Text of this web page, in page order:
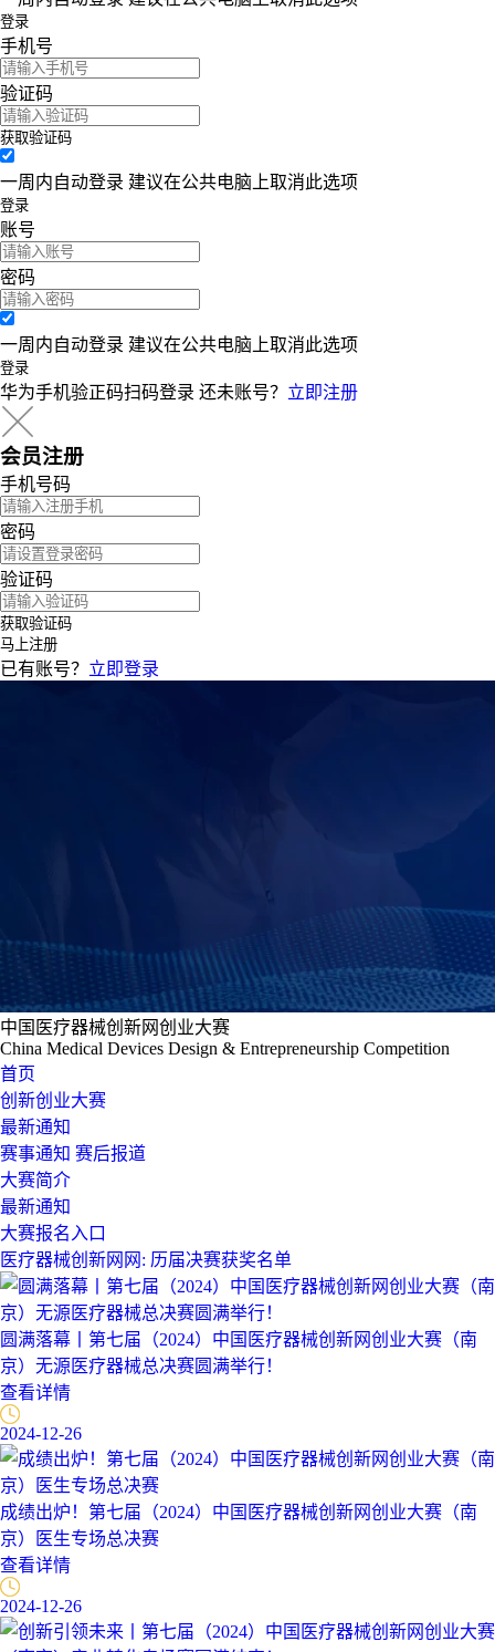
登录
手机号
验证码
获取验证码
一周内自动登录 建议在公共电脑上取消此选项
登录
账号
密码
一周内自动登录 建议在公共电脑上取消此选项
登录
华为手机验正码扫码登录 还未账号？ 立即注册
会员注册
手机号码
密码
验证码
获取验证码
马上注册
已有账号？ 立即登录
中国医疗器械创新网创业大赛
China Medical Devices Design & Entrepreneurship Competition
首页
创新创业大赛
最新通知
赛事通知 赛后报道
大赛简介
最新通知
大赛报名入口
医疗器械创新网网: 历届决赛获奖名单
圆满落幕丨第七届（2024）中国医疗器械创新网创业大赛（南
京）无源医疗器械总决赛圆满举行！
查看详情
2024-12-26
成绩出炉！第七届（2024）中国医疗器械创新网创业大赛（南
京）医生专场总决赛
查看详情
2024-12-26